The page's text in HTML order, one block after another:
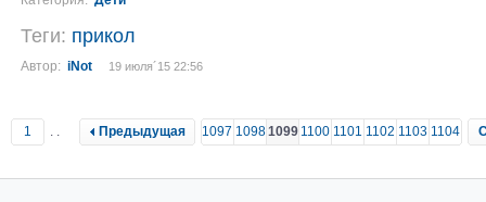
Теги: прикол
Автор: iNot 19 июля´15 22:56
1 .. Предыдущая 1097 10981099 1100 1101 1102 1103 1104